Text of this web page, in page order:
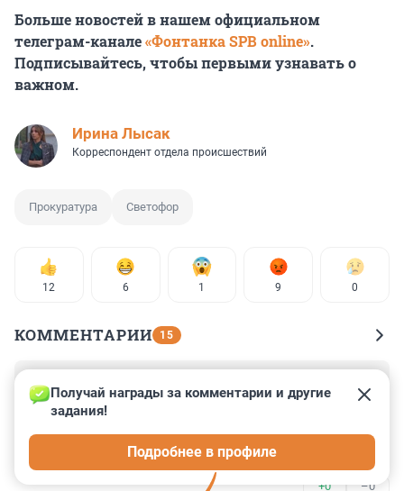
Больше новостей в нашем официальном
телеграм-канале«Фонтанка SPB online».
Подписывайтесь, чтобы первыми узнавать о
важном.
Ирина Лысак
Корреспондент отдела происшествий
Прокуратура Светофор
12 6 1 9 0
КОММЕНТАРИИ 15
8 августа 2025, 16:14
Каршеринги, кикшеринги это все для тех кому день
пару кварталов пройти пешком, давно пора эти
адские колесницы запретить.
+0 –0
Получай награды за комментарии и другие
задания!
Подробнее в профиле